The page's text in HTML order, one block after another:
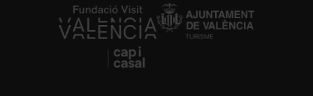
https://fundacion.visitvalencia.com/